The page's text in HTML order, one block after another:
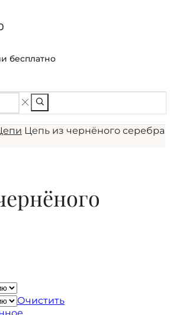
бесплатно
Цепь из чернёного серебра
Очистить